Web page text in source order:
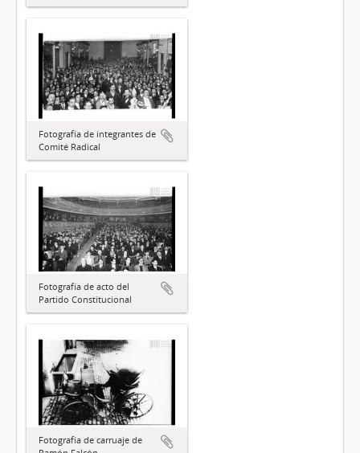
Fotografía de integrantes de
Comité Radical
Fotografía de acto del
Partido Constitucional
Fotografía de carruaje de